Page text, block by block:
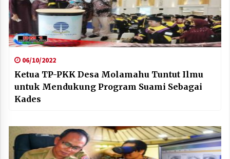
06/10/2022
Ketua TP-PKK Desa Molamahu Tuntut Ilmu
untuk Mendukung Program Suami Sebagai
Kades